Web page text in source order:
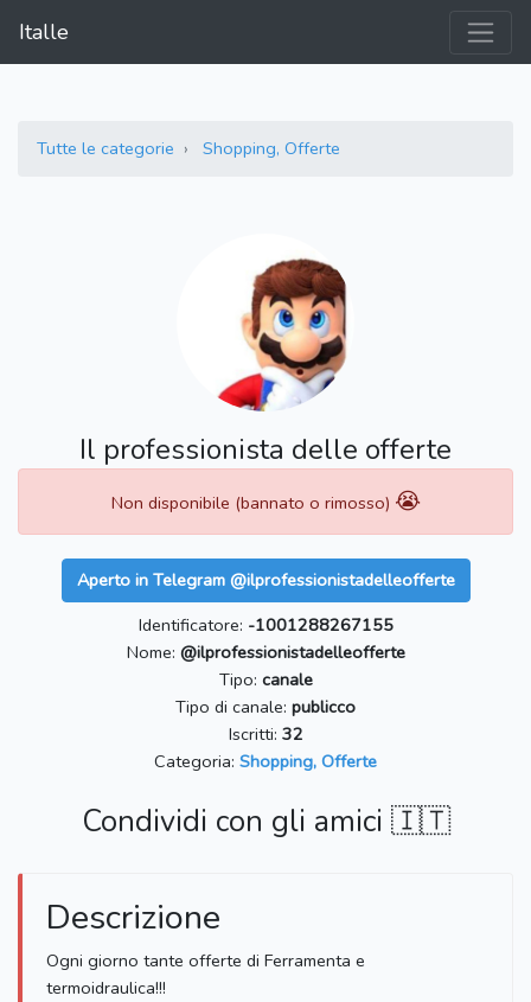
Italle
Tutte le categorie Shopping, Offerte
Il professionista delle offerte
Non disponibile (bannato o rimosso) 😭
Aperto in Telegram @ilprofessionistadelleofferte
Identificatore: -1001288267155
Nome: @ilprofessionistadelleofferte
Tipo: canale
Tipo di canale: publicco
Iscritti: 32
Categoria: Shopping, Offerte
Condividi con gli amici 🇮🇹
Descrizione
Ogni giorno tante offerte di Ferramenta e
termoidraulica!!!